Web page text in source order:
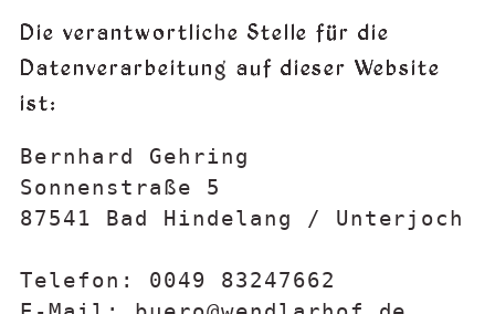
Die verantwortliche Stelle für die
Datenverarbeitung auf dieser Website
ist:
Bernhard Gehring
Sonnenstraße 5
87541 Bad Hindelang / Unterjoch
Telefon: 0049 83247662